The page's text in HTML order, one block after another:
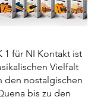
1 für NI Kontakt ist
Vielfalt
den nostalgischen
bis zu den